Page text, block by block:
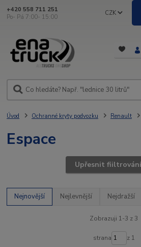
CZK
+420 558 711 251
Po- Pá 7:00- 15:00
Úvod Ochranné kryty podvozku Renault
Espace
Upřesnit fiiltrování
Nejnovější Nejlevnější Nejdražší
Zobrazuji 1-3 z 3
strana z 1